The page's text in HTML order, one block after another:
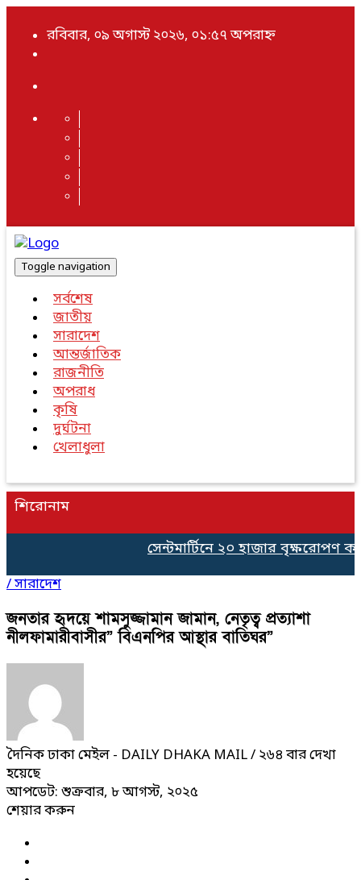
রবিবার, ০৯ অগাস্ট ২০২৬, ০১:৫৭ অপরাহ্ন
Toggle navigation
সর্বশেষ
জাতীয়
সারাদেশ
আন্তর্জাতিক
রাজনীতি
অপরাধ
কৃষি
দুর্ঘটনা
খেলাধুলা
শিরোনাম
সেন্টমার্টিনে ২০ হাজার বৃক্ষরোপণ
/সারাদেশ
জনতার হৃদয়ে শামসুজ্জামান জামান, নেতৃত্ব প্রত্যাশা
নীলফামারীবাসীর” বিএনপির আস্থার বাতিঘর”
দৈনিক ঢাকা মেইল - DAILY DHAKA MAIL/ ২৬৪ বার দেখা
হয়েছে
আপডেট: শুক্রবার, ৮ আগস্ট, ২০২৫
শেয়ার করুন